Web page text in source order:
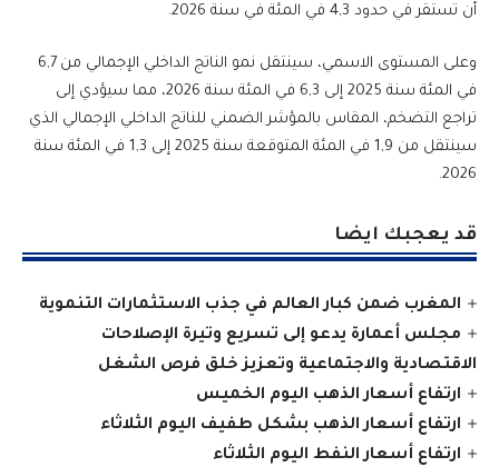
أن تستقر في حدود 4,3 في المئة في سنة 2026.
وعلى المستوى الاسمي، سينتقل نمو الناتج الداخلي الإجمالي من 6,7
في المئة سنة 2025 إلى 6,3 في المئة سنة 2026، مما سيؤدي إلى
تراجع التضخم، المقاس بالمؤشر الضمني للناتج الداخلي الإجمالي الذي
سينتقل من 1,9 في المئة المتوقعة سنة 2025 إلى 1,3 في المئة سنة
2026.
قد يعجبك ايضا
المغرب ضمن كبار العالم في جذب الاستثمارات التنموية
مجلس أعمارة يدعو إلى تسريع وتيرة الإصلاحات
الاقتصادية والاجتماعية وتعزيز خلق فرص الشغل
ارتفاع أسعار الذهب اليوم الخميس
ارتفاع أسعار الذهب بشكل طفيف اليوم الثلاثاء
ارتفاع أسعار النفط اليوم الثلاثاء